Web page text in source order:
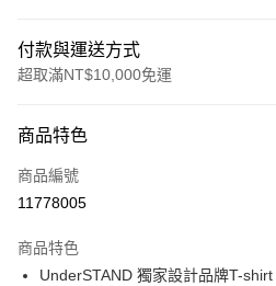
付款與運送方式
超取滿NT$10,000免運
信用卡一次付款
超商取貨付款
Apple Pay
商品特色
商品編號
11778005
商品特色
UnderSTAND 獨家設計品牌T-shirt